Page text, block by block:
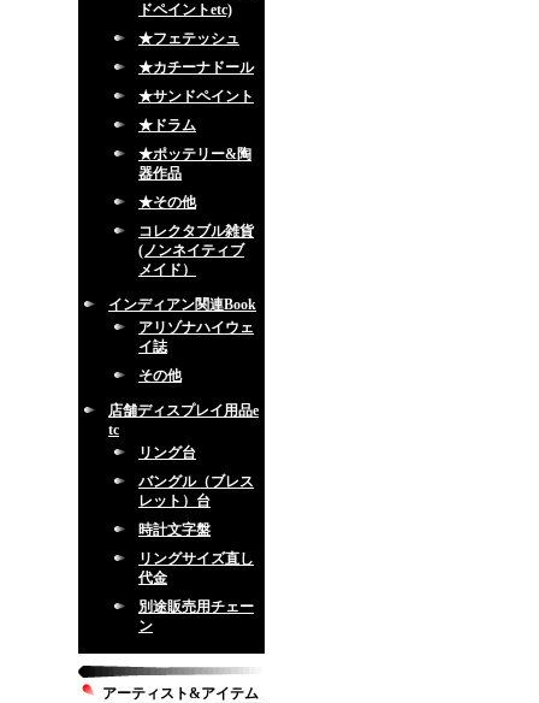
ドペイントetc)
★フェテッシュ
★カチーナドール
★サンドペイント
★ドラム
★ポッテリー&陶
器作品
★その他
コレクタブル雑貨
(ノンネイティブ
メイド）
インディアン関連Book
アリゾナハイウェ
イ誌
その他
店舗ディスプレイ用品e
tc
リング台
バングル（ブレス
レット）台
時計文字盤
リングサイズ直し
代金
別途販売用チェー
ン
アーティスト&アイテム